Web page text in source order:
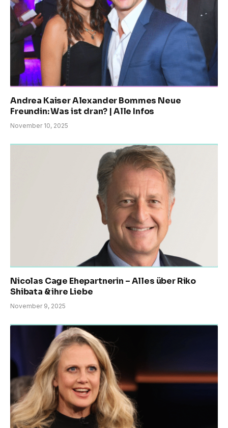
Andrea Kaiser Alexander Bommes Neue
Freundin: Was ist dran? | Alle Infos
November 10, 2025
Nicolas Cage Ehepartnerin – Alles über Riko
Shibata & ihre Liebe
November 9, 2025